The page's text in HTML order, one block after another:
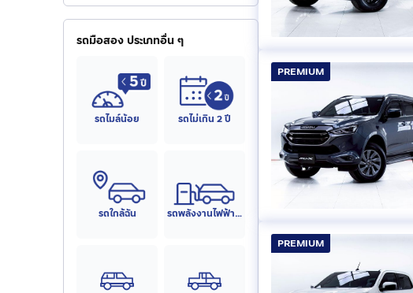
รถมือสอง ประเภทอื่น ๆ
รถไมล์น้อย รถไม่เกิน 2 ปี
รถใกล้ฉัน รถพลังงานไฟฟ้า (EV)
PREMIUM
PREMIUM